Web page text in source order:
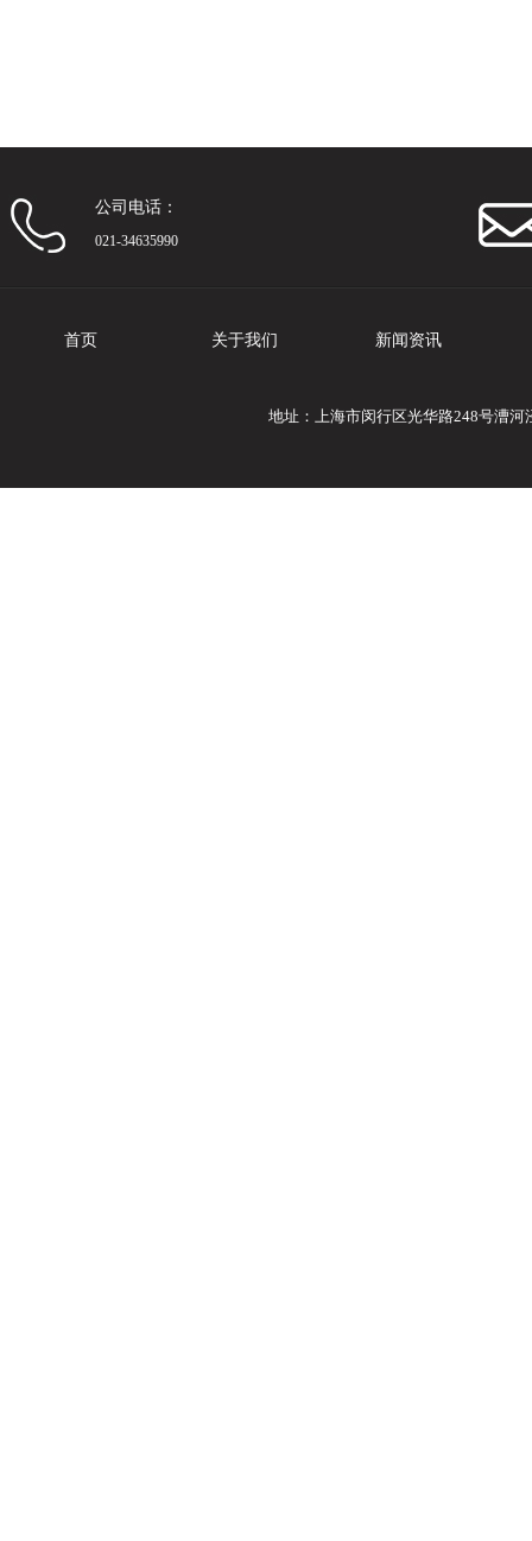
公司电话：
021-34635990
首页 关于我们 新闻资讯
地址：上海市闵行区光华路248号漕